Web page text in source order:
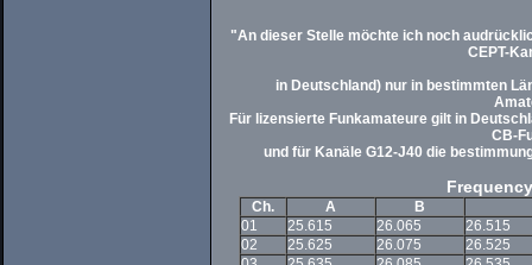
"An dieser Stelle möchte ich noch
CEPT-
in Deutschland) nur in bestimmten
Für lizensierte Funkamateure gilt in
CB-
und für Kanäle G12-J40 die
Ch. A
B
01
25.615 26.065
26.515
02
25.625 26.075
26.525